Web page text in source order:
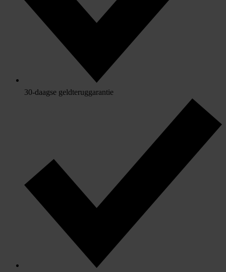
30-daagse geldteruggarantie